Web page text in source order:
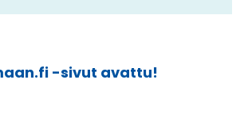
-sivut avattu!